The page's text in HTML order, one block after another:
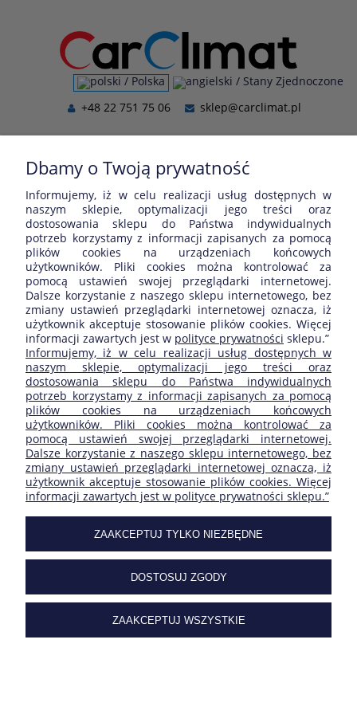
+48 22 751 75 06 sklep@carclimat.pl
Nie znaleziono produktów spełniających podane kryteria.
ZAKUPY
POMOC
MOJE KONTO
INFORMACJE
SKLEP FIRMY:
| ul. Ogrodowa 27/29 | 05-092 Łomianki | Masovian
Voivodeship | tel.227517506| e-mail:sklep@carclimat.pl| NIP:
1182112230
POKAŻ PEŁNĄ WERSJĘ STRONY
Sklep internetowy Shoper.pl
Dbamy o Twoją prywatność
Informujemy, iż w celu realizacji usług dostępnych w
naszym sklepie, optymalizacji jego treści oraz
dostosowania sklepu do Państwa indywidualnych
potrzeb korzystamy z informacji zapisanych za pomocą
plików cookies na urządzeniach końcowych
użytkowników. Pliki cookies można kontrolować za
pomocą ustawień swojej przeglądarki internetowej.
Dalsze korzystanie z naszego sklepu internetowego, bez
zmiany ustawień przeglądarki internetowej oznacza, iż
użytkownik akceptuje stosowanie plików cookies. Więcej
informacji zawartych jest w polityce prywatności sklepu.”
Informujemy, iż w celu realizacji usług dostępnych w
naszym sklepie, optymalizacji jego treści oraz
dostosowania sklepu do Państwa indywidualnych
potrzeb korzystamy z informacji zapisanych za pomocą
plików cookies na urządzeniach końcowych
użytkowników. Pliki cookies można kontrolować za
pomocą ustawień swojej przeglądarki internetowej.
Dalsze korzystanie z naszego sklepu internetowego, bez
zmiany ustawień przeglądarki internetowej oznacza, iż
użytkownik akceptuje stosowanie plików cookies. Więcej
informacji zawartych jest w polityce prywatności sklepu.”
ZAAKCEPTUJ TYLKO NIEZBĘDNE
DOSTOSUJ ZGODY
ZAAKCEPTUJ WSZYSTKIE